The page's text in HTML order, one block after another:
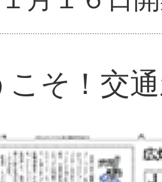
こそ！交